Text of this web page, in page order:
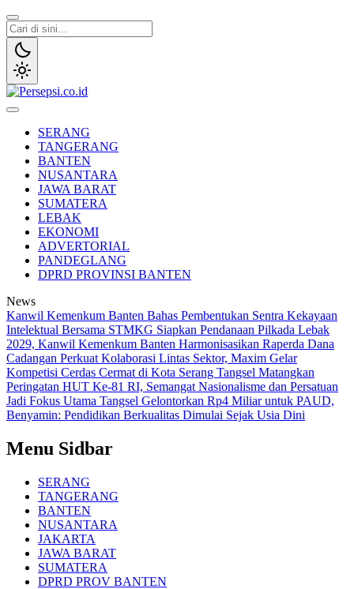
Lewati
ke
konten
SERANG
TANGERANG
BANTEN
NUSANTARA
JAWA BARAT
SUMATERA
LEBAK
EKONOMI
ADVERTORIAL
PANDEGLANG
DPRD PROVINSI BANTEN
News
Kanwil Kemenkum Banten Bahas Pembentukan Sentra Kekayaan
Intelektual Bersama STMKG Siapkan Pendanaan Pilkada Lebak
2029, Kanwil Kemenkum Banten Harmonisasikan Raperda Dana
Cadangan Perkuat Kolaborasi Lintas Sektor, Maxim Gelar
Kompetisi Cerdas Cermat di Kota Serang Tangsel Matangkan
Peringatan HUT Ke-81 RI, Semangat Nasionalisme dan Persatuan
Jadi Fokus Utama Tangsel Gelontorkan Rp4 Miliar untuk PAUD,
Benyamin: Pendidikan Berkualitas Dimulai Sejak Usia Dini
Menu Sidbar
SERANG
TANGERANG
BANTEN
NUSANTARA
JAKARTA
JAWA BARAT
SUMATERA
DPRD PROV BANTEN